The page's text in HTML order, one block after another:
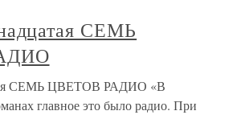
СЕМЬ
СЕМЬ ЦВЕТОВ РАДИО «В
главное это было радио. При